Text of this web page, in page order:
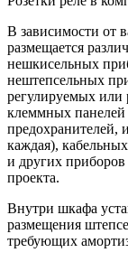
В зависимости от
размещает­ся
нешкисельных
нештепсельных
регулируемых или
клеммных панелей
предо­хранителей,
каждая),
и других
проекта.
Внутри шкафа
разме­щения
требующих